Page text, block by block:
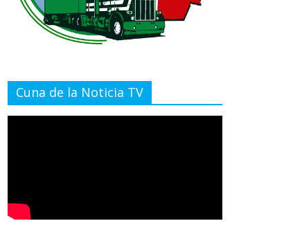
Cuna de la Noticia TV